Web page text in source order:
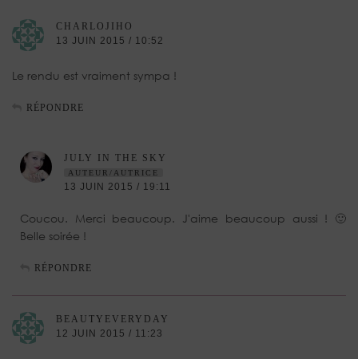
CHARLOJIHO
13 JUIN 2015 / 10:52
Le rendu est vraiment sympa !
RÉPONDRE
JULY IN THE SKY
AUTEUR/AUTRICE
13 JUIN 2015 / 19:11
Coucou. Merci beaucoup. J'aime beaucoup aussi ! 🙂
Belle soirée !
RÉPONDRE
BEAUTYEVERYDAY
12 JUIN 2015 / 11:23